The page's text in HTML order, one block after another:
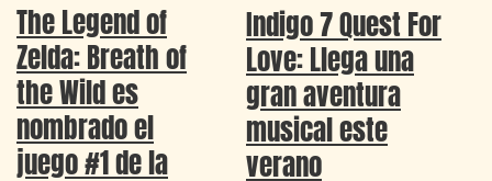
The Legend of
Zelda: Breath of
the Wild es
nombrado el
juego #1 de la
Indigo 7 Quest For
Love: Llega una
gran aventura
musical este
verano